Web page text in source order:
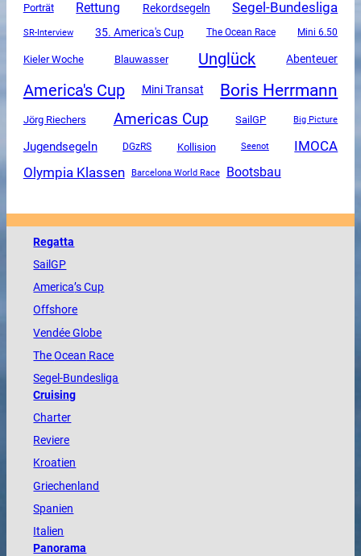
Porträt Rettung Rekordsegeln Segel-Bundesliga
SR-Interview 35. America's Cup The Ocean Race Mini 6.50
Kieler Woche Blauwasser Unglück Abenteuer
America's Cup Mini Transat Boris Herrmann
Jörg Riechers Americas Cup SailGP Big Picture
Jugendsegeln DGzRS Kollision Seenot IMOCA
Olympia Klassen Barcelona World Race Bootsbau
Regatta
SailGP
America’s Cup
Offshore
VendéeGlobe
TheOcean Race
Segel-Bundesliga
Cruising
Charter
Reviere
Kroatien
Griechenland
Spanien
Italien
Panorama